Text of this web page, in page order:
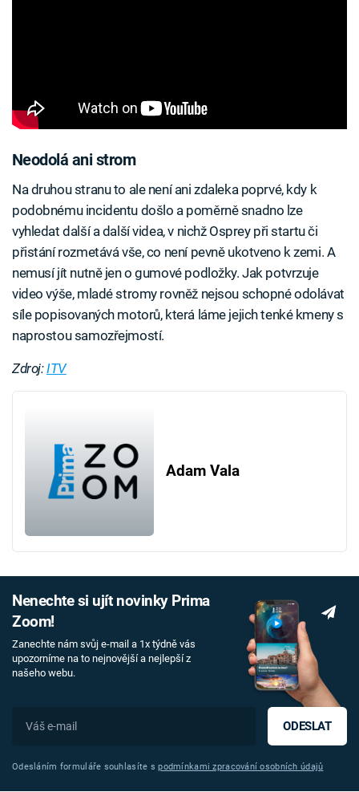
Neodolá ani strom
Na druhou stranu to ale není ani zdaleka poprvé, kdy k
podobnému incidentu došlo a poměrně snadno lze
vyhledat další a další videa, v nichž Osprey při startu či
přistání rozmetává vše, co není pevně ukotveno k zemi. A
nemusí jít nutně jen o gumové podložky. Jak potvrzuje
video výše, mladé stromy rovněž nejsou schopné odolávat
síle popisovaných motorů, která láme jejich tenké kmeny s
naprostou samozřejmostí.
Zdroj:ITV
Adam Vala
Nenechte si ujít novinky Prima
Zoom!
Zanechte nám svůj e-mail a 1x týdně vás
upozorníme na to nejnovější a nejlepší z
našeho webu.
ODESLAT
Odesláním formuláře souhlasíte spodmínkami zpracování osobních údajů